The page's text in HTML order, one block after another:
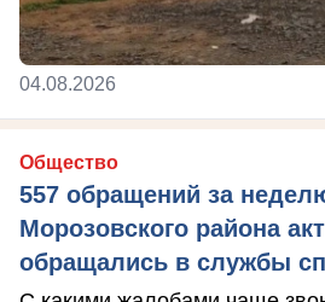
04.08.2026
Общество
557 обращений за
Морозовского района
обращались в службы